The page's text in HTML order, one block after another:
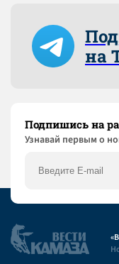
на
Подпишись на
Узнaвай первым о